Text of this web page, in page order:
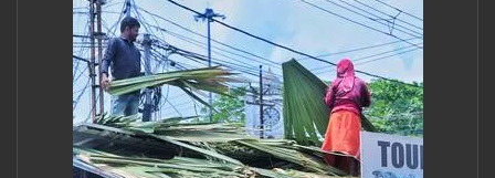
LOCAL
OBITUARY
NEWS 360